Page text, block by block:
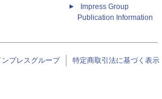
Impress Group
Publication Information
ンプレスグループ 特定商取引法に基づく表示